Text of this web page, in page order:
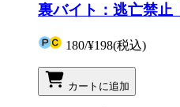
裏バイト：逃亡禁止
180/¥198(税込)
カートに追加